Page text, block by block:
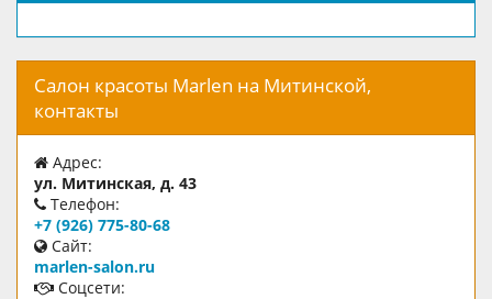
Салон красоты Marlen на Митинской,
контакты
Адрес:
ул. Митинская, д. 43
Телефон:
+7 (926) 775-80-68
Сайт:
marlen-salon.ru
Соцсети: